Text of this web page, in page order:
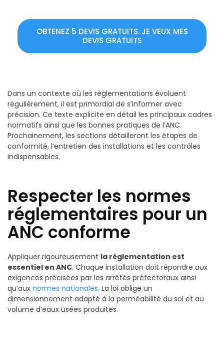
OBTENEZ 5 DEVIS GRATUITS. JE VEUX MES
DEVIS GRATUITS
Dans un contexte où les règlementations évoluent
régulièrement, il est primordial de s’informer avec
précision. Ce texte explicite en détail les principaux cadres
normatifs ainsi que les bonnes pratiques de l’ANC.
Prochainement, les sections détailleront les étapes de
conformité, l’entretien des installations et les contrôles
indispensables.
Respecter les normes
réglementaires pour un
ANC conforme
Appliquer rigoureusement la réglementation est
essentiel en ANC. Chaque installation doit répondre aux
exigences précisées par les arrêtés préfectoraux ainsi
qu’aux normes nationales. La loi oblige un
dimensionnement adapté à la perméabilité du sol et au
volume d’eaux usées produites.